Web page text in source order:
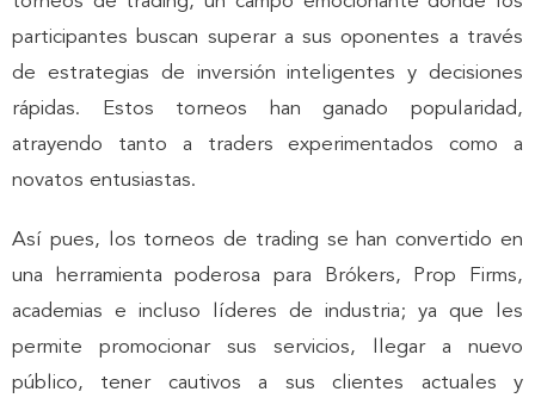
participantes buscan superar a sus oponentes a través
de estrategias de inversión inteligentes y decisiones
rápidas. Estos torneos han ganado popularidad,
atrayendo tanto a traders experimentados como a
novatos entusiastas.
Así pues, los torneos de trading se han convertido en
una herramienta poderosa para Brókers, Prop Firms,
academias e incluso líderes de industria; ya que les
permite promocionar sus servicios, llegar a nuevo
público, tener cautivos a sus clientes actuales y